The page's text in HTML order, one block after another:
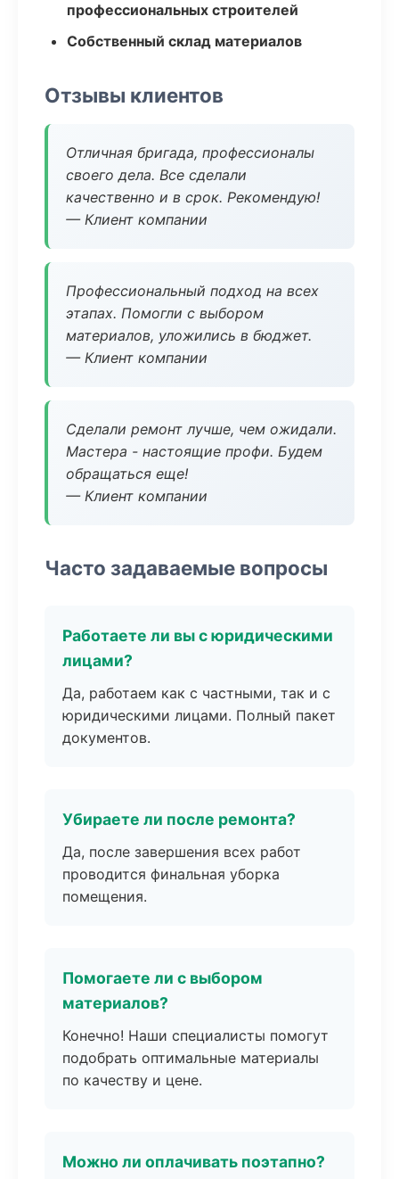
профессиональных строителей
Собственный склад материалов
Отзывы клиентов
Отличная бригада, профессионалы
своего дела. Все сделали
качественно и в срок. Рекомендую!
— Клиент компании
Профессиональный подход на всех
этапах. Помогли с выбором
материалов, уложились в бюджет.
— Клиент компании
Сделали ремонт лучше, чем ожидали.
Мастера - настоящие профи. Будем
обращаться еще!
— Клиент компании
Часто задаваемые вопросы
Работаете ли вы с юридическими
лицами?
Да, работаем как с частными, так и с
юридическими лицами. Полный пакет
документов.
Убираете ли после ремонта?
Да, после завершения всех работ
проводится финальная уборка
помещения.
Помогаете ли с выбором
материалов?
Конечно! Наши специалисты помогут
подобрать оптимальные материалы
по качеству и цене.
Можно ли оплачивать поэтапно?